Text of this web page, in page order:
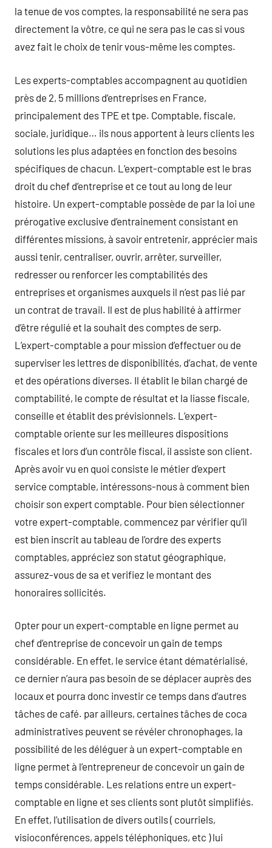
la tenue de vos comptes, la responsabilité ne sera pas
directement la vôtre, ce qui ne sera pas le cas si vous
avez fait le choix de tenir vous-même les comptes.
Les experts-comptables accompagnent au quotidien
près de 2, 5 millions d’entreprises en France,
principalement des TPE et tpe. Comptable, fiscale,
sociale, juridique… ils nous apportent à leurs clients les
solutions les plus adaptées en fonction des besoins
spécifiques de chacun. L’expert-comptable est le bras
droit du chef d’entreprise et ce tout au long de leur
histoire. Un expert-comptable possède de par la loi une
prérogative exclusive d’entrainement consistant en
différentes missions, à savoir entretenir, apprécier mais
aussi tenir, centraliser, ouvrir, arrêter, surveiller,
redresser ou renforcer les comptabilités des
entreprises et organismes auxquels il n’est pas lié par
un contrat de travail. Il est de plus habilité à affirmer
d’être régulié et la souhait des comptes de serp.
L’expert-comptable a pour mission d’effectuer ou de
superviser les lettres de disponibilités, d’achat, de vente
et des opérations diverses. Il établit le bilan chargé de
comptabilité, le compte de résultat et la liasse fiscale,
conseille et établit des prévisionnels. L’expert-
comptable oriente sur les meilleures dispositions
fiscales et lors d’un contrôle fiscal, il assiste son client.
Après avoir vu en quoi consiste le métier d’expert
service comptable, intéressons-nous à comment bien
choisir son expert comptable. Pour bien sélectionner
votre expert-comptable, commencez par vérifier qu’il
est bien inscrit au tableau de l’ordre des experts
comptables, appréciez son statut géographique,
assurez-vous de sa et verifiez le montant des
honoraires sollicités.
Opter pour un expert-comptable en ligne permet au
chef d’entreprise de concevoir un gain de temps
considérable. En effet, le service étant dématérialisé,
ce dernier n’aura pas besoin de se déplacer auprès des
locaux et pourra donc investir ce temps dans d’autres
tâches de café. par ailleurs, certaines tâches de coca
administratives peuvent se révéler chronophages, la
possibilité de les déléguer à un expert-comptable en
ligne permet à l’entrepreneur de concevoir un gain de
temps considérable. Les relations entre un expert-
comptable en ligne et ses clients sont plutôt simplifiés.
En effet, l’utilisation de divers outils ( courriels,
visioconférences, appels téléphoniques, etc ) lui